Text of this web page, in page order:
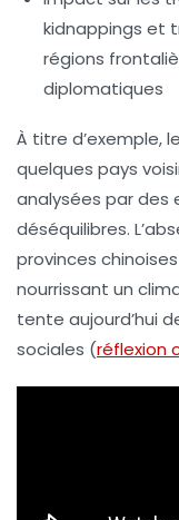
kidnappings et
régions
diplomatiques
À titre d’exemple,
quelques pays
analysées par des
déséquilibres.
provinces
nourrissant un
tente aujourd’hui
sociales (réflexion